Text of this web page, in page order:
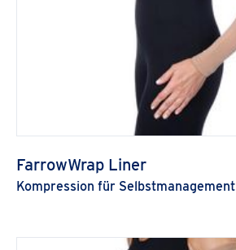
FarrowWrap Liner
Kompression für Selbstmanagement